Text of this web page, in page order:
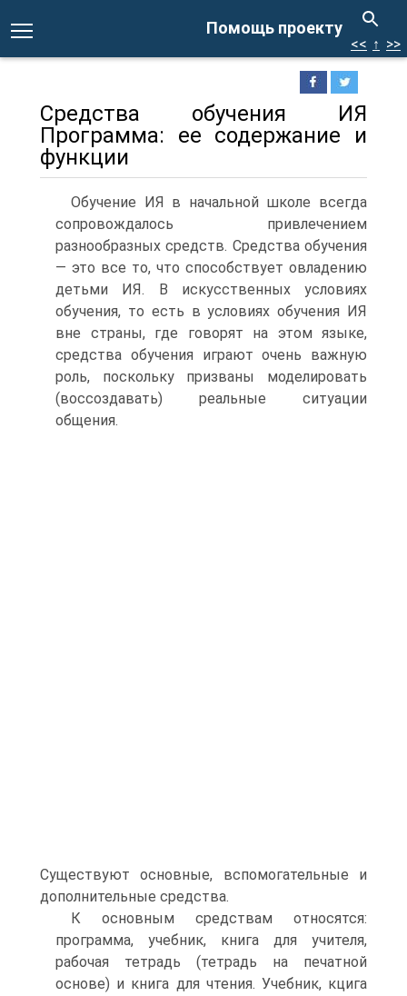
Помощь проекту
<< ↑ >>
Средства обучения ИЯ
Программа: ее содержание и
функции
Обучение ИЯ в начальной школе всегда
сопровождалось привлечением
разнообразных средств. Средства обучения
— это все то, что способствует овладению
детьми ИЯ. В искусственных условиях
обучения, то есть в условиях обучения ИЯ
вне страны, где говорят на этом языке,
средства обучения играют очень важную
роль, поскольку призваны моделировать
(воссоздавать) реальные ситуации
общения.
Существуют основные, вспомогательные и
дополнительные средства.
К основным средствам относятся:
программа, учебник, книга для учителя,
рабочая тетрадь (тетрадь на печатной
основе) и книга для чтения. Учебник, кцига